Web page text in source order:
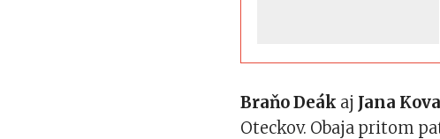
Braňo Deák aj Jana
Oteckov. Obaja pritom